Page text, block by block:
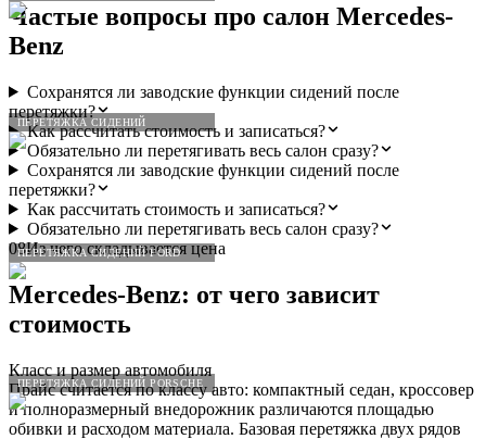
ПЕРЕТЯЖКА СИДЕНИЙ
ПЕРЕТЯЖКА СИДЕНИЙ FORD
ПЕРЕТЯЖКА СИДЕНИЙ PORSCHE
Частые вопросы про салон Mercedes-
Benz
Сохранятся ли заводские функции сидений после
перетяжки?
Как рассчитать стоимость и записаться?
Обязательно ли перетягивать весь салон сразу?
Сохранятся ли заводские функции сидений после
перетяжки?
Как рассчитать стоимость и записаться?
Обязательно ли перетягивать весь салон сразу?
08Из чего складывается цена
Mercedes-Benz: от чего зависит
стоимость
Класс и размер автомобиля
Прайс считается по классу авто: компактный седан, кроссовер
и полноразмерный внедорожник различаются площадью
обивки и расходом материала. Базовая перетяжка двух рядов